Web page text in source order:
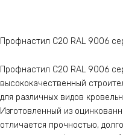
Профнастил С20 RAL 9006
Профнастил С20 RAL 9006
высококачественный
для различных видов
Изготовленный из
отличается прочностью,